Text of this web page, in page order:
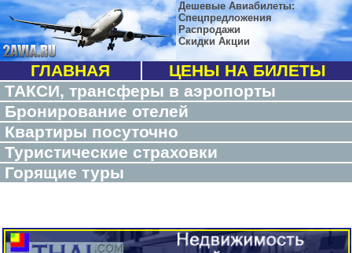
Дешевые Авиабилеты:
Спецпредложения
Распродажи
Скидки Акции
ГЛАВНАЯ
ЦЕНЫ НА БИЛЕТЫ
ТАКСИ, трансферы в аэропорты
Бронирование отелей
Квартиры посуточно
Туристические страховки
Горящие туры